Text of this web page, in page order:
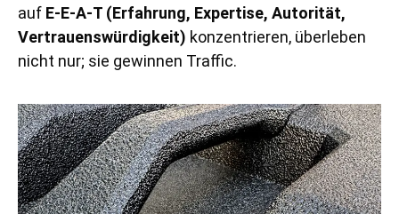
auf E-E-A-T (Erfahrung, Expertise, Autorität,
Vertrauenswürdigkeit) konzentrieren, überleben
nicht nur; sie gewinnen Traffic.